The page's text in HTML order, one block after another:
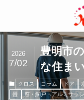
豊明市
な住ま
2026
7/02
クロス コラム ドア
畳
窓・網戸・アルミサッシ